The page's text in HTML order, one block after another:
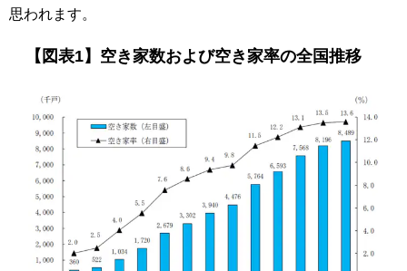
思われます。
【図表1】空き家数および空き家率の全国推移